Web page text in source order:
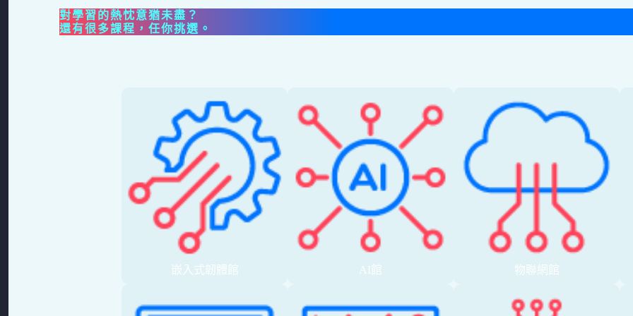
對學習的熱忱意猶未盡？
還有很多課程，任你挑選。
嵌入式韌體館 AI館 物聯網館